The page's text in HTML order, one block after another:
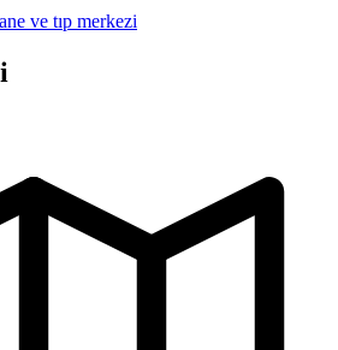
ve tıp merkezi